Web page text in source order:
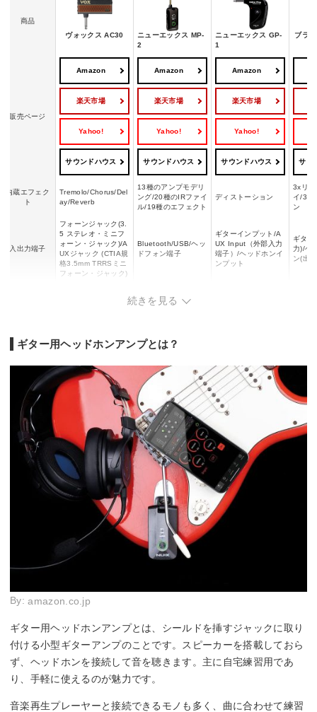
商品
ヴォックス AC30
ニューエックス MP-
2
ニューエックス GP-
1
ブラ
販売ページ
Amazon
楽天市場
Yahoo!
サウンドハウス
Amazon
楽天市場
Yahoo!
サウンドハウス
Amazon
楽天市場
Yahoo!
サウンドハウス サウ
内蔵エフェク
ト
Tremolo/Chorus/Del
ay/Reverb
13種のアンプモデリ
ング/20種のIRファイ
ル/19種のエフェクト
ディストーション
3xリ
イ/3x
ン
入出力端子
フォーンジャック(3.
5 ステレオ・ミニフ
ォーン・ジャック)/A
UXジャック (CTIA規
格3.5mm TRRSミニ
フォーン・ジャック)
Bluetooth/USB/ヘッ
ドフォン端子
ギターインプット/A
UX Input（外部入力
端子）/ヘッドホンイ
ンプット
ギター
力)/ヘ
ン(出
9mm(プラグ折りたた
幅41x高さ30x奥行8
1mm
続きを見る
ギター用ヘッドホンアンプとは？
By:amazon.co.jp
ギター用ヘッドホンアンプとは、シールドを挿すジャックに取り
付ける小型ギターアンプのことです。スピーカーを搭載しておら
ず、ヘッドホンを接続して音を聴きます。主に自宅練習用であ
り、手軽に使えるのが魅力です。
音楽再生プレーヤーと接続できるモノも多く、曲に合わせて練習